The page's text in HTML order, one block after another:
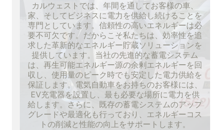
カルウェストでは、年間を通してお客様の車、
家、そしてビジネスに電力を供給し続けることを
専門としています。信頼性の高いエネルギーは必
要不可欠です。だからこそ私たちは、効率性を追
求した革新的なエネルギー貯蔵ソリューションを
提供しています。当社の先進的な蓄電システム
は、再生可能エネルギー源の余剰エネルギーを回
収し、使用量のピーク時でも安定した電力供給を
保証します。電気自動車をお持ちのお客様には、
EV充電器を設置し、最も必要な場所に電力を供
給します。さらに、既存の蓄電システムのアップ
グレードや最適化も行っており、エネルギーコス
トの削減と性能の向上をサポートします。